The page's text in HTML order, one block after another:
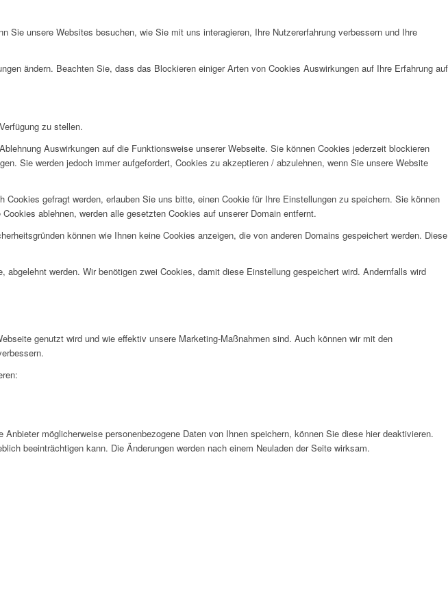
unsere Websites besuchen, wie Sie mit uns interagieren, Ihre Nutzererfahrung verbessern und Ihre
ändern. Beachten Sie, dass das Blockieren einiger Arten von Cookies Auswirkungen auf Ihre Erfahrung auf
zu stellen.
Auswirkungen auf die Funktionsweise unserer Webseite. Sie können Cookies jederzeit blockieren
Sie werden jedoch immer aufgefordert, Cookies zu akzeptieren / abzulehnen, wenn Sie unsere Website
gefragt werden, erlauben Sie uns bitte, einen Cookie für Ihre Einstellungen zu speichern. Sie können
ablehnen, werden alle gesetzten Cookies auf unserer Domain entfernt.
können wie Ihnen keine Cookies anzeigen, die von anderen Domains gespeichert werden. Diese
werden. Wir benötigen zwei Cookies, damit diese Einstellung gespeichert wird. Andernfalls wird
genutzt wird und wie effektiv unsere Marketing-Maßnahmen sind. Auch können wir mit den
möglicherweise personenbezogene Daten von Ihnen speichern, können Sie diese hier deaktivieren.
beeinträchtigen kann. Die Änderungen werden nach einem Neuladen der Seite wirksam.